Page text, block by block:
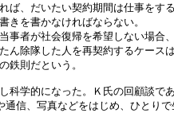
ば、だいたい契約期間は仕事をす
きを書かなければならない。
者が社会復帰を希望しない場合
ん除隊した人を再契約するケース
鉄則だという。
学的になった。Ｋ氏の回顧談で
信、写真などをはじめ、ひとりで